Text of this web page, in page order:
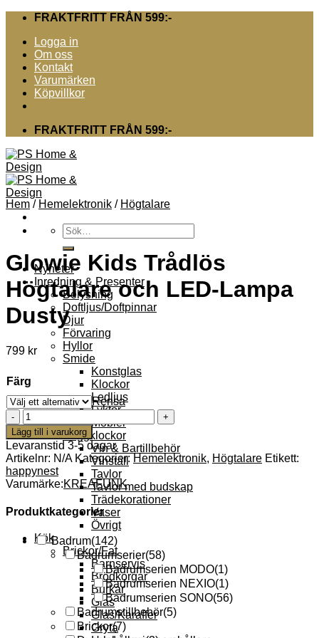
Skip
content
FRAKTFRITT FRÅN 599:-
Logga in
Om oss
Kontakt
Varumärken
Köpvillkor
FRAKTFRITT FRÅN 599:-
Sök
efter:
Nyheter
Inredning & Presenter
Belysning
Doftljus/Doftpinnar
Djur
Förvaring
Hyllor
Smide
Konstglas
Klockor
Ledljus
Lyktor
Möbler
Väggklockor
Vin & Bartillbehör
Vinställ
Tavlor
Tavlor med budskap
Trädekorationer
Vaser
Övrigt
Kök
Brickor/Fat
Barnservis
Brödkorgar
Burkar
Glas
Glas/Karaffer
Gryta
Hem / Hemelektronik / Högtalare
Glowie Kids Trådlös
Högtalare och LED-Lampa
Dusty
799 kr
Färg
Rensa
Glowie
Kids
Trådlös
Högtalare
och
LED-
Lampa
Dusty
mängd
Lägg till i varukorg
Levaranstid 3-5 dagar
Artikelnr: N/A Kategorier: Hemelektronik, Högtalare Etikett:
happynest
Varumärke:KREAFUNK
Produktkategorier
Badrum(142)
Badrumserier(58)
Badrumserien MODO(1)
Badrumserien NEXIO(1)
Badrumserien SONO(56)
Badrumstillbehör(5)
Brickor(7)